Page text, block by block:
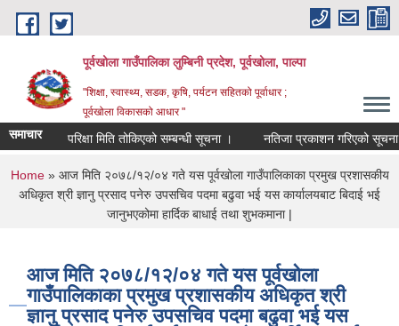
Skip to main content
पूर्वखोला गाउँपालिका लुम्बिनी प्रदेश, पूर्वखोला, पाल्पा
"शिक्षा, स्वास्थ्य, सडक, कृषि, पर्यटन सहितको पूर्वाधार ;
पूर्वखोला विकासको आधार "
समाचारपरिक्षा मिति तोकिएको सम्बन्धी सूचना । नतिजा प्रकाशन गरिएको सूचना ।
You are here
Home» आज मिति २०७८/१२/०४ गते यस पूर्वखोला गाउँपालिकाका प्रमुख प्रशासकीय
अधिकृत श्री ज्ञानु प्रसाद पनेरु उपसचिव पदमा बढुवा भई यस कार्यालयबाट बिदाई भई
जानुभएकोमा हार्दिक बाधाई तथा शुभकमाना |
आज मिति २०७८/१२/०४ गते यस पूर्वखोला
गाउँपालिकाका प्रमुख प्रशासकीय अधिकृत श्री
ज्ञानु प्रसाद पनेरु उपसचिव पदमा बढुवा भई यस